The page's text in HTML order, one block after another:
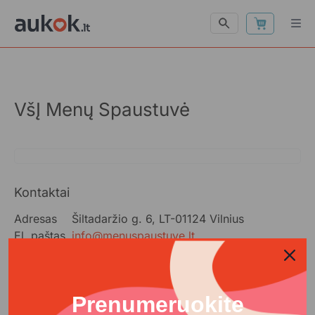
VšĮ Menų Spaustuvė
Kontaktai
Adresas
Šiltadaržio g. 6, LT-01124 Vilnius
El. paštas info@menuspaustuve.lt
Visi projektaiPrenumeruokite